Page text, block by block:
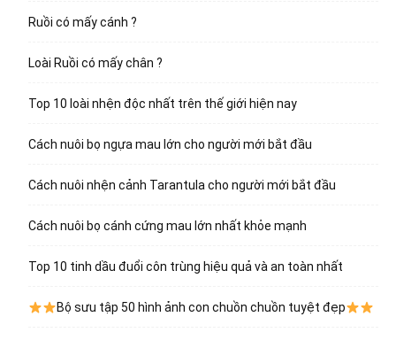
Ruồi có mấy cánh ?
Loài Ruồi có mấy chân ?
Top 10 loài nhện độc nhất trên thế giới hiện nay
Cách nuôi bọ ngựa mau lớn cho người mới bắt đầu
Cách nuôi nhện cảnh Tarantula cho người mới bắt đầu
Cách nuôi bọ cánh cứng mau lớn nhất khỏe mạnh
Top 10 tinh dầu đuổi côn trùng hiệu quả và an toàn nhất
Bộ sưu tập 50 hình ảnh con chuồn chuồn tuyệt đẹp